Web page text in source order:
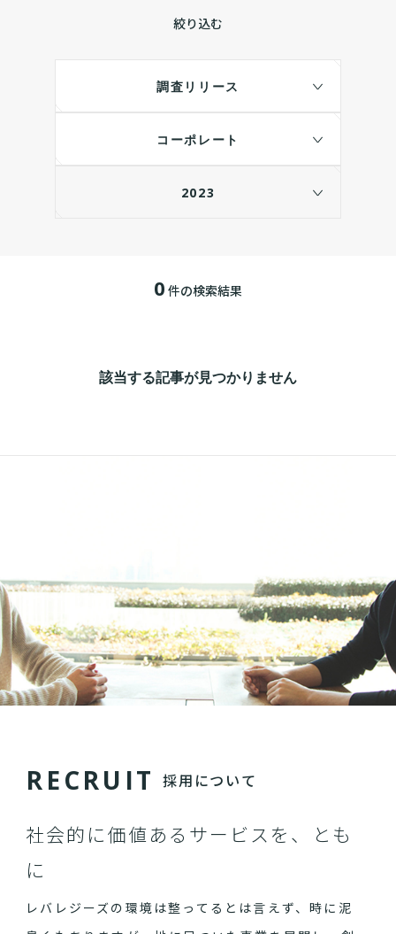
絞り込む
調査リリース
コーポレート
2023
0 件の検索結果
該当する記事が見つかりません
RECRU IT 採用について
社会的に価値あるサービスを、とも
に
レバレジーズの環境は整ってるとは言えず、時に泥